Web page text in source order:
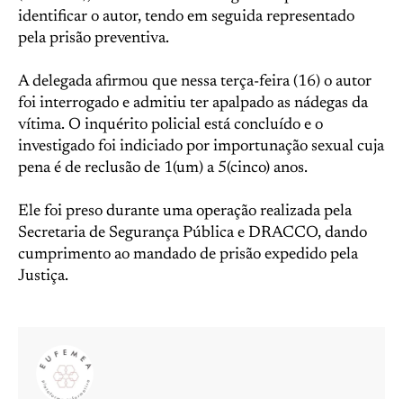
identificar o autor, tendo em seguida representado
pela prisão preventiva.
A delegada afirmou que nessa terça-feira (16) o autor
foi interrogado e admitiu ter apalpado as nádegas da
vítima. O inquérito policial está concluído e o
investigado foi indiciado por importunação sexual cuja
pena é de reclusão de 1(um) a 5(cinco) anos.
Ele foi preso durante uma operação realizada pela
Secretaria de Segurança Pública e DRACCO, dando
cumprimento ao mandado de prisão expedido pela
Justiça.